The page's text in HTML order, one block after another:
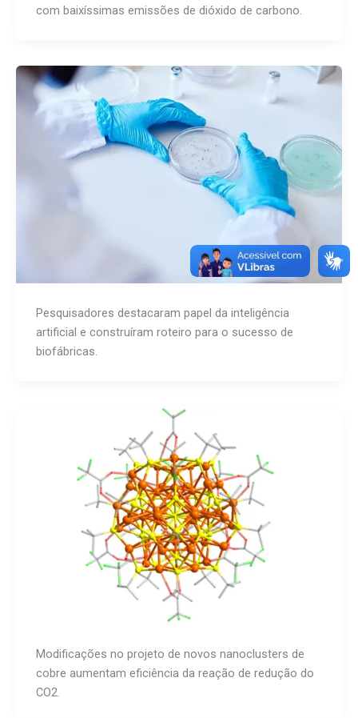
com baixíssimas emissões de dióxido de carbono.
Pesquisadores destacaram papel da inteligência
artificial e construíram roteiro para o sucesso de
biofábricas.
Modificações no projeto de novos nanoclusters de
cobre aumentam eficiência da reação de redução do
CO2.